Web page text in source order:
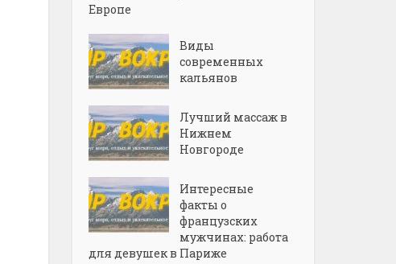
Европе
Виды
современных
кальянов
Лучший массаж в
Нижнем
Новгороде
Интересные
факты о
французских
мужчинах: работа
для девушек в Париже